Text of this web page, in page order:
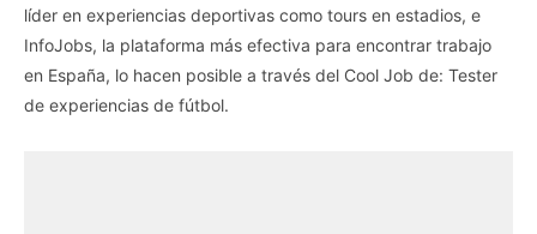
líder en experiencias deportivas como tours en estadios, e
InfoJobs, la plataforma más efectiva para encontrar trabajo
en España, lo hacen posible a través del Cool Job de: Tester
de experiencias de fútbol.